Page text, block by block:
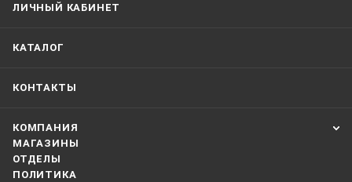
ЛИЧНЫЙ КАБИНЕТ
КАТАЛОГ
КОНТАКТЫ
КОМПАНИЯ
МАГАЗИНЫ
ОТДЕЛЫ
ПОЛИТИКА